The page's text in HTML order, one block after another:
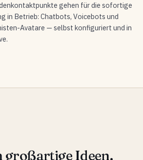
gehen für die sofortige
in Betrieb: Chatbots, Voicebots und
Avatare — selbst konfiguriert und in
großartige Ideen.